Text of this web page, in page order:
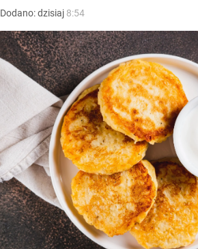
Dodano:dzisiaj 8:54